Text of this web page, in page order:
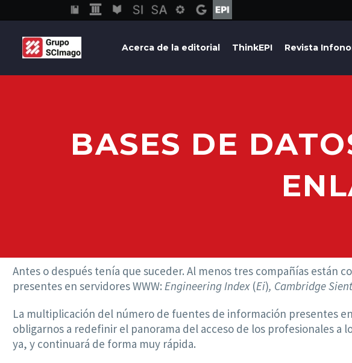
Acerca de la editorial ThinkEPI Revista
BASES DE
Antes o después tenía que suceder. Al menos tres compañías
presentes en servidores WWW: Engineering Index (Ei), Cambridge
La multiplicación del número de fuentes de información presentes
obligarnos a redefinir el panorama del acceso de los profesionales
ya, y continuará de forma muy rápida.